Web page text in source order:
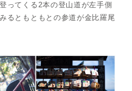
ってくる2本の登山道が左手側
るともともとの参道が金比羅尾